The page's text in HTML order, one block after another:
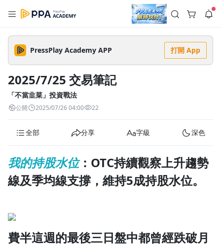
註冊領取 上千元優惠券！
公告
🌞 PPA 避暑津貼．冷氣房升級｜期間快閃活動
🥵 酷暑限時快閃｜單筆滿 NT$2,500 現折 NT$300、再贈最高
2% 點數回饋！🚀 酷暑來襲．偷偷在冷氣房升級 📈⭐️ 【冷氣房
進修 限時開跑】◾單筆滿 NT$2,500 現折 NT$300◾活動期間：
即日起 - 8/13（只有一週）-📣 酷暑季好康 \ 再加碼 /→ 點數回饋
無上限🔥購買任一課程 or 訂閱✅ 消費即享回饋 1% 點數✅ 滿
$5,000 回饋 2% 點數🎁 此為 PPA 官方帳號 Line@ 專屬活動，加
4 天前
查看全部
PressPlay Academy APP 打開 App
2025/7/25 交易筆記
「不當韭菜」投資戰法
公開 2025/07/26 04:00 22
全部 分享 字級 深色
我的持股水位：OTC持續觀察上升趨勢
線及季均線支撐，維持5成持股水位。
費半這週的最後三日盤中都曾經跌破月
--:-- --:--
播放速度
1.0x
追蹤列表 播放清單
沒有播放清單
去逛逛